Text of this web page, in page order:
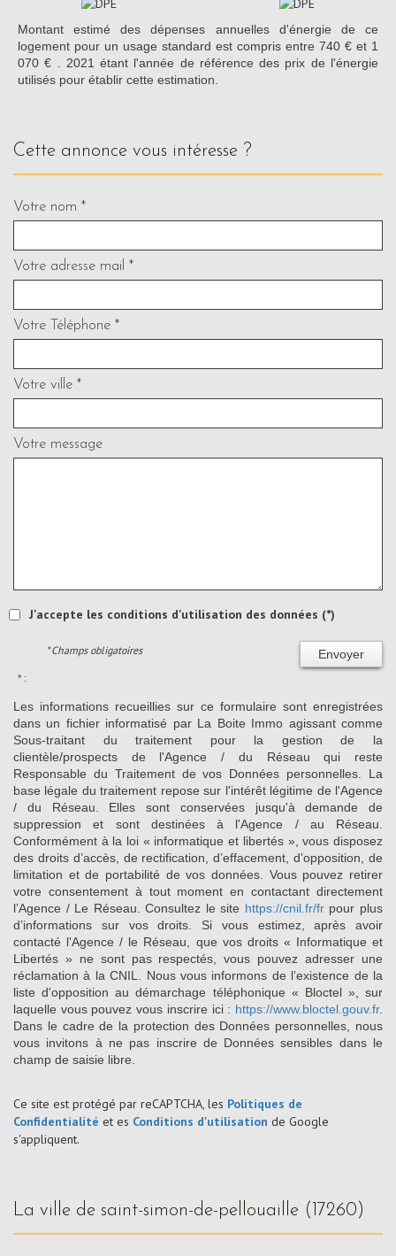
Montant estimé des dépenses annuelles d'énergie de ce
logement pour un usage standard est compris entre 740 € et 1
070 € . 2021 étant l'année de référence des prix de l'énergie
utilisés pour établir cette estimation.
cette annonce vous intéresse ?
Votre nom *
Votre adresse mail *
Votre Téléphone *
Votre ville *
Votre message
J'accepte les conditions d'utilisation des données (*)
Envoyer
* Champs obligatoires
* :
Les informations recueillies sur ce formulaire sont enregistrées
dans un fichier informatisé par La Boite Immo agissant comme
Sous-traitant du traitement pour la gestion de la
clientèle/prospects de l'Agence / du Réseau qui reste
Responsable du Traitement de vos Données personnelles. La
base légale du traitement repose sur l'intérêt légitime de l'Agence
/ du Réseau. Elles sont conservées jusqu'à demande de
suppression et sont destinées à l'Agence / au Réseau.
Conformément à la loi « informatique et libertés », vous disposez
des droits d’accès, de rectification, d’effacement, d’opposition, de
limitation et de portabilité de vos données. Vous pouvez retirer
votre consentement à tout moment en contactant directement
l’Agence / Le Réseau. Consultez le site https://cnil.fr/frpour plus
d’informations sur vos droits. Si vous estimez, après avoir
contacté l'Agence / le Réseau, que vos droits « Informatique et
Libertés » ne sont pas respectés, vous pouvez adresser une
réclamation à la CNIL. Nous vous informons de l’existence de la
liste d'opposition au démarchage téléphonique « Bloctel », sur
laquelle vous pouvez vous inscrire ici : https://www.bloctel.gouv.fr.
Dans le cadre de la protection des Données personnelles, nous
vous invitons à ne pas inscrire de Données sensibles dans le
champ de saisie libre.
Ce site est protégé par reCAPTCHA, les Politiques de
Confidentialité et es Conditions d'utilisation de Google
s'appliquent.
la ville de saint-simon-de-pellouaille (17260)